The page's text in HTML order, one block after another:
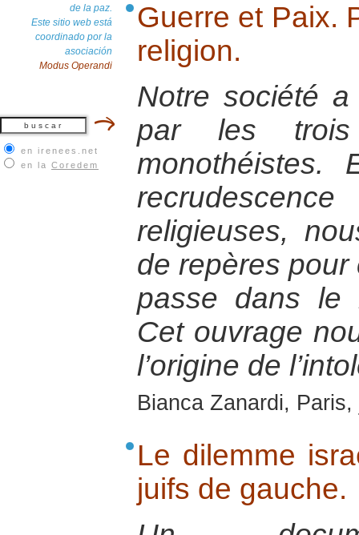
de la paz.
Este sitio web está
coordinado por la
asociación
Modus Operandi
en irenees.net
en la Coredem
Guerre et Paix.
religion.
Notre société
par les trois
monothéistes.
religieuses,
de repères
passe dans le
Cet ouvrage
l’origine de
Bianca Zanardi,
Le dilemme
juifs de gauche.